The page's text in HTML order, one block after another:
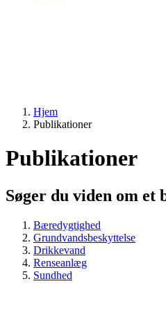
Hjem
Publikationer
Publikationer
Søger du viden om et
Bæredygtighed
Grundvandsbeskyttelse
Drikkevand
Renseanlæg
Sundhed